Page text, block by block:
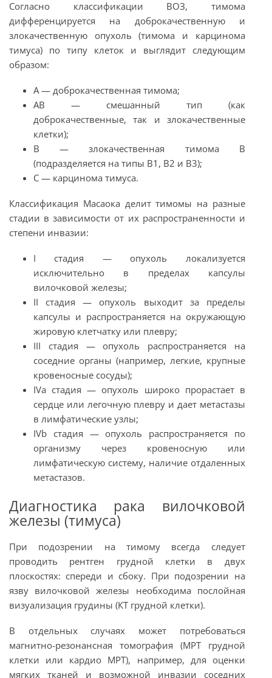
Согласно классификации ВОЗ, тимома
дифференцируется на доброкачественную и
злокачественную опухоль (тимома и карцинома
тимуса) по типу клеток и выглядит следующим
образом:
А — доброкачественная тимома;
AB — смешанный тип (как
доброкачественные, так и злокачественные
клетки);
В — злокачественная тимома B
(подразделяется на типы B1, B2 и B3);
C — карцинома тимуса.
Классификация Масаока делит тимомы на разные
стадии в зависимости от их распространенности и
степени инвазии:
I стадия — опухоль локализуется
исключительно в пределах капсулы
вилочковой железы;
II стадия — опухоль выходит за пределы
капсулы и распространяется на окружающую
жировую клетчатку или плевру;
III стадия — опухоль распространяется на
соседние органы (например, легкие, крупные
кровеносные сосуды);
IVa стадия — опухоль широко прорастает в
сердце или легочную плевру и дает метастазы
в лимфатические узлы;
IVb стадия — опухоль распространяется по
организму через кровеносную или
лимфатическую систему, наличие отдаленных
метастазов.
Диагностика рака вилочковой
железы (тимуса)
При подозрении на тимому всегда следует
проводить рентген грудной клетки в двух
плоскостях: спереди и сбоку. При подозрении на
язву вилочковой железы необходима послойная
визуализация грудины (КТ грудной клетки).
В отдельных случаях может потребоваться
магнитно-резонансная томография (МРТ грудной
клетки или кардио МРТ), например, для оценки
мягких тканей и возможной инвазии соседних